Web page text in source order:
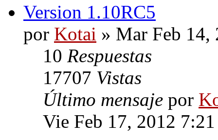
Version 1.10RC5
por Kotai » Mar Feb 14,
10 Respuestas
17707 Vistas
Último mensaje por
Vie Feb 17, 2012